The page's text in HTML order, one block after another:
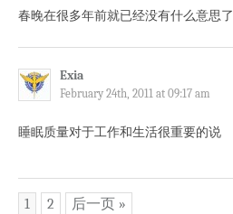
春晚在很多年前就已经没有什么意思了
Exia
February 24th, 2011 at 09:17 am
睡眠质量对于工作和生活很重要的说
1 2 后一页 »